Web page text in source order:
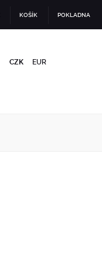
KOŠÍK POKLADNA
CZK EUR